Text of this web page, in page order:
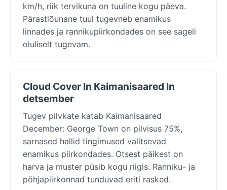
km/h, riik tervikuna on tuuline kogu päeva.
Pärastlõunane tuul tugevneb enamikus
linnades ja rannikupiirkondades on see sageli
oluliselt tugevam.
Cloud Cover In Kaimanisaared In
detsember
Tugev pilvkate katab Kaimanisaared
December: George Town on pilvisus 75%,
sarnased hallid tingimused valitsevad
enamikus piirkondades. Otsest päikest on
harva ja muster püsib kogu riigis. Ranniku- ja
põhjapiirkonnad tunduvad eriti rasked.